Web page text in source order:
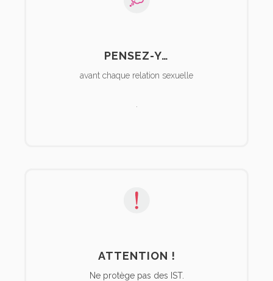
PENSEZ-Y…
avant chaque relation sexuelle
ATTENTION !
Ne protège pas des IST.